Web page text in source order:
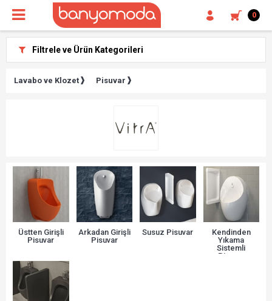
0
Filtrele ve Ürün Kategorileri
Lavabo ve Klozet Pisuvar
Üstten Girişli
Pisuvar
Arkadan Girişli
Pisuvar
Susuz Pisuvar
Kendinden
Yıkama
Sistemli
Pisuvar